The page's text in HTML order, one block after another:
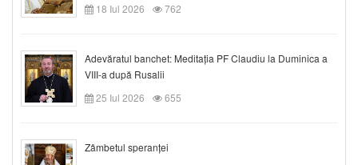
18 Iul 2026
762
Adevăratul banchet: Meditația PF Claudiu la Duminica a
VIII-a după Rusalii
25 Iul 2026
655
Zâmbetul speranței